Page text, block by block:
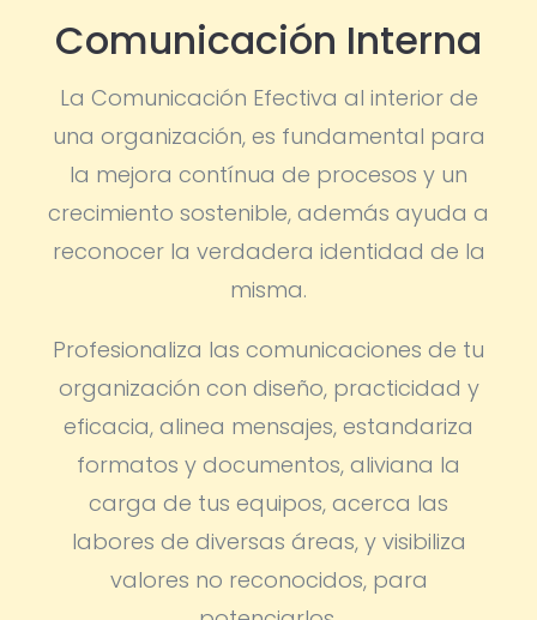
Comunicación Interna
La Comunicación Efectiva al interior de
una organización, es fundamental para
la mejora contínua de procesos y un
crecimiento sostenible, además ayuda a
reconocer la verdadera identidad de la
misma.
Profesionaliza las comunicaciones de tu
organización con diseño, practicidad y
eficacia, alinea mensajes, estandariza
formatos y documentos, aliviana la
carga de tus equipos, acerca las
labores de diversas áreas, y visibiliza
valores no reconocidos, para